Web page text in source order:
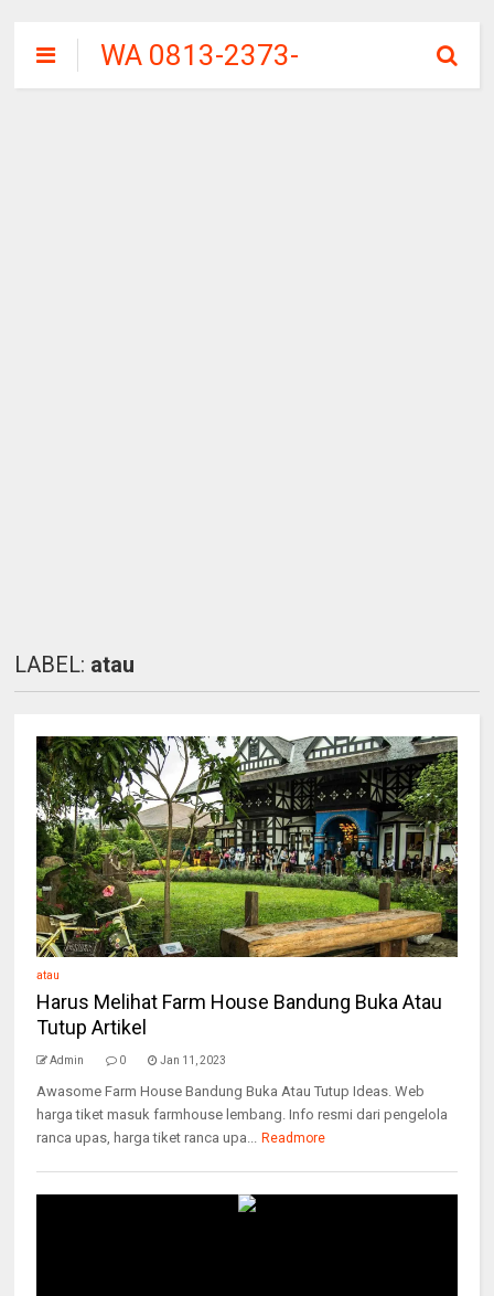
WA 0813-2373-
9973 | WALINI
LABEL: atau
atau
Harus Melihat Farm House Bandung Buka Atau
Tutup Artikel
Admin 0 Jan 11, 2023
Awasome Farm House Bandung Buka Atau Tutup Ideas. Web
harga tiket masuk farmhouse lembang. Info resmi dari pengelola
ranca upas, harga tiket ranca upa... Readmore